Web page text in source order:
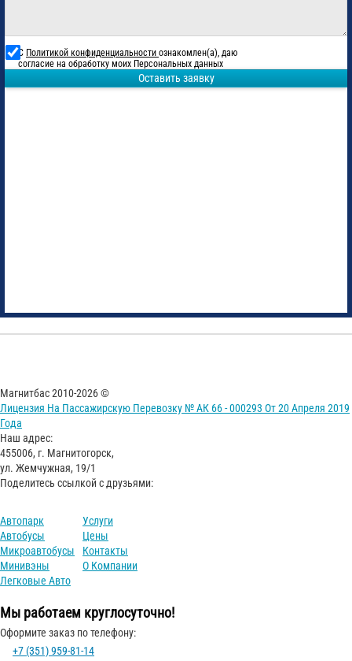
С Политикой конфиденциальности ознакомлен(а), даю
согласие на обработку моих Персональных данных
Оставить заявку
Магнитбас 2010-2026 ©
Лицензия На Пассажирскую Перевозку № АК 66 - 000293 От 20 Апреля 2019
Года
Наш адрес:
455006, г. Магнитогорск,
ул. Жемчужная, 19/1
Поделитесь ссылкой с друзьями:
Автопарк
Автобусы
Микроавтобусы
Минивэны
Легковые Авто
Услуги
Цены
Контакты
О Компании
Мы работаем круглосуточно!
Оформите заказ по телефону:
+7 (351) 959-81-14